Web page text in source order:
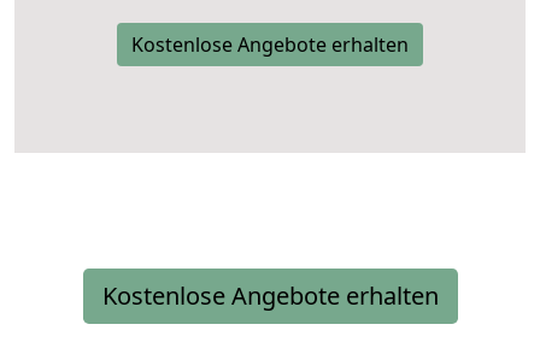
Kostenlose Angebote erhalten
Kostenlose Angebote erhalten